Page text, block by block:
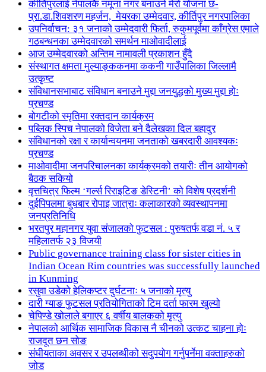
कीर्तिपुरलाई नेपालकै नमूना नगर बनाउने मेरो योजना छ-
प्रा.डा.शिवशरण महर्जन, मेयरका उम्मेदवार, कीर्तिपुर नगरपालिका
उपनिर्वाचन: ३१ जनाको उम्मेदवारी फिर्ता, रुकुमपूर्वमा काँग्रेस एमाले
गठबन्धनका उम्मेदवारको समर्थन माओवादीलाई
आज उम्मेदवारको अन्तिम नामावली प्रकाशन हुँदै
संस्थागत क्षमता मुल्याङ्ककनमा ककनी गाउँपालिका जिल्लामै
उत्कृष्ट
संविधानसभाबाट संविधान बनाउने मुद्दा जनयुद्धको मुख्य मुद्दा होः
प्रचण्ड
बोगटीको स्मृतिमा रक्तदान कार्यक्रम
पब्लिक स्पिच नेपालको विजेता बने दैलेखका दिल बहादुर
संविधानको रक्षा र कार्यान्वयनमा जनताको खबरदारी आवश्यकः
प्रचण्ड
माओवादीमा जनपरिचालनका कार्यक्रमको तयारीः तीन आयोगको
बैठक सकियो
वृत्तचित्र फिल्म ‘गर्ल्स रिराइटिङ डेस्टिनी’ को विशेष प्रदर्शनी
दुईपिपलमा बुधबार रोपाइ जात्राः कलाकारको व्यवस्थापनमा
जनप्रतिनिधि
भरतपुर महानगर युवा संजालको फुटसल : पुरुषतर्फ वडा नं. ५ र
महिलातर्फ २३ विजयी
Public governance training class for sister cities in
Indian Ocean Rim countries was successfully launched
in Kunming
रसुवा उडेको हेलिकप्टर दुर्घटनाः ५ जनाको मृत्यु
दारी ग्याङ फुटसल प्रतियोगिताको टिम दर्ता फारम खुल्यो
चेपिण्डे खोलाले बगाएर ६ वर्षीय बालकको मृत्यु
नेपालको आर्थिक सामाजिक विकास नै चीनको उत्कट चाहना होः
राजदूत छन सोङ
संघीयताका अवसर र उपलब्धीको सदुपयोग गर्नुपर्नेमा वक्ताहरुको
जोड